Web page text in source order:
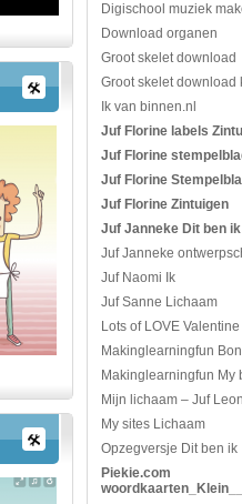
Digischool muziek
Download organen
Groot skelet download
Groot skelet download
Ik van binnen.nl
Juf Florine labels
Juf Florine
Juf Florine
Juf Florine Zintuigen
Juf Janneke Dit ben ik
Juf Janneke
Juf Naomi Ik
Juf Sanne Lichaam
Lots of LOVE
Makinglearningfun
Makinglearningfun My
Mijn lichaam – Juf
My sites Lichaam
Opzegversje Dit ben ik
Piekie.com